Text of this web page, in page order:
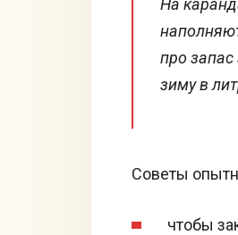
На
про
зиму в
Советы
чтобы